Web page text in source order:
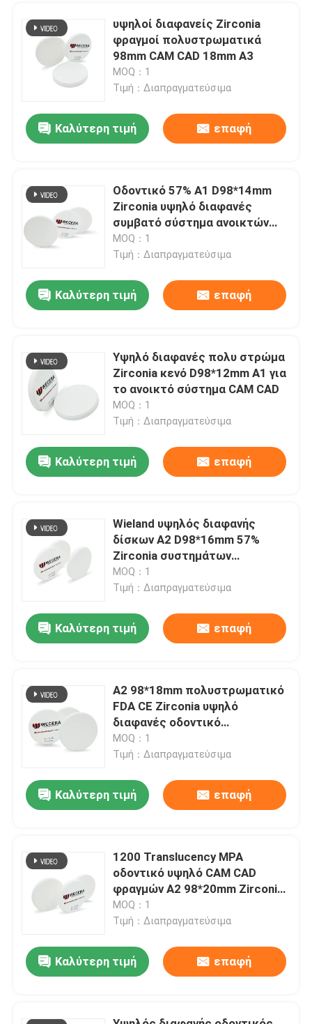
Σπίτι
Βίντεο
Εμφάνιση VR
Σχετικά με εμάς
Έλεγχος ποιότητας
Επικοινωνήστε μαζί μας
Ειδήσεις
Ζητήστε μια προσφορά
υψηλοί διαφανείς Zirconia
φραγμοί πολυστρωματικά
98mm CAM CAD 18mm A3
MOQ：1
Τιμή：Διαπραγματεύσιμα
Καλύτερη τιμή επαφή
Οδοντικό 57% Α1 D98*14mm
Zirconia υψηλό διαφανές
συμβατό σύστημα ανοικτών
συστημάτων κενών
MOQ：1
Τιμή：Διαπραγματεύσιμα
Καλύτερη τιμή επαφή
Υψηλό διαφανές πολυ στρώμα
Zirconia κενό D98*12mm Α1 για
το ανοικτό σύστημα CAM CAD
MOQ：1
Τιμή：Διαπραγματεύσιμα
Καλύτερη τιμή επαφή
Wieland υψηλός διαφανής
δίσκων A2 D98*16mm 57%
Zirconia συστημάτων
πολυστρωματικός
MOQ：1
Τιμή：Διαπραγματεύσιμα
Καλύτερη τιμή επαφή
A2 98*18mm πολυστρωματικό
FDA CE Zirconia υψηλό
διαφανές οδοντικό
πιστοποιημένο
MOQ：1
Τιμή：Διαπραγματεύσιμα
Καλύτερη τιμή επαφή
1200 Translucency MPA
οδοντικό υψηλό CAM CAD
φραγμών A2 98*20mm Zirconia
πολυστρωματικό
MOQ：1
Τιμή：Διαπραγματεύσιμα
Καλύτερη τιμή επαφή